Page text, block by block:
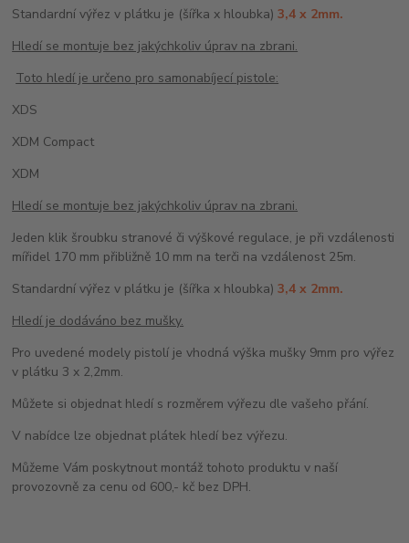
Standardní výřez v plátku je (šířka x hloubka)3,4 x 2mm.
Hledí se montuje bez jakýchkoliv úprav na zbrani.
Toto hledí je určeno pro samonabíjecí pistole:
XDS
XDM Compact
XDM
Hledí se montuje bez jakýchkoliv úprav na zbrani.
Jeden klik šroubku stranové či výškové regulace, je při vzdálenosti
mířidel 170 mm přibližně 10 mm na terči na vzdálenost 25m.
Standardní výřez v plátku je (šířka x hloubka)3,4 x 2mm.
Hledí je dodáváno bez mušky.
Pro uvedené modely pistolí je vhodná výška mušky 9mm pro výřez
v plátku 3 x 2,2mm.
Můžete si objednat hledí s rozměrem výřezu dle vašeho přání.
V nabídce lze objednat plátek hledí bez výřezu.
Můžeme Vám poskytnout montáž tohoto produktu v naší
provozovně za cenu od 600,- kč bez DPH.